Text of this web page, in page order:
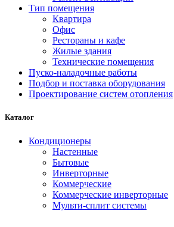
Тип помещения
Квартира
Офис
Рестораны и кафе
Жилые здания
Технические помещения
Пуско-наладочные работы
Подбор и поставка оборудования
Проектирование систем отопления
Каталог
Кондиционеры
Настенные
Бытовые
Инверторные
Коммерческие
Коммерческие инверторные
Мульти-сплит системы